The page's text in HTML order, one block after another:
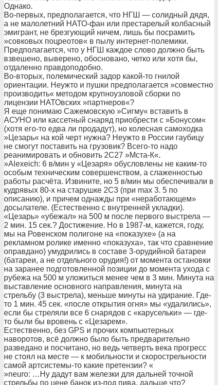
Однако.
Во-первых, предполагается, что НГШ — солидный дядя,
а не малолетний НАТО-фан или престарелый колбасный
эмигрант, не брезгующий ничем, лишь бы посрамить
»совковых поцреотов« в пылу интернет-полемики.
Предполагается, что у НГШ каждое слово должно быть
взвешено, выверено, обосновано, четко или хотя бы,
отдаленно правдоподобно.
Во-вторых, полемический задор какой-то гнилой
ориентации. Неужто и пушки предполагается »совместно
производить« методом крупноузловой сборки по
лицензии НАТОвских »партнеров«?
Я еще понимаю Сажемовскую »Сигму« вставить в
АСУНО или кассетный снаряд приобрести с »Бонусом«
(хотя его-то едва ли продадут), но колесная самоходка
»Цезарь« на кой черт нужна? Неужто в России гаубицу
не смогут поставить на грузовик? Всего-то надо
реанимировать и обновить 2С27 »Мста-К«.
»Alexeich: 6 в/мин у «Цезаря» обусловлены не каким-то
особым техническим совершенством, а слаженностью
работы расчёта. Извините, но 5 в/мин мы обеспечивали в
кудрявых 80-х на старушке 2С3 (при max 3. 5 по
описанию), и причем однажды при «неработающем»
досылателе. (Естественно с внутренней укладки).
«Цезарь» «убежал» на 500 м после первого выстрела —
2 мин. 15 сек.? Достижение. Но в 1987-м, кажется, году,
мы на Ровенском полигоне на «показухе» (а на
рекламном ролике именно «показуха», так что сравнение
оправдано) умудрились в составе 3-орудийной батареи
(батареи, а не отдельного орудия!) от момента остановки
на заранее подготовленной позиции до момента ухода с
рубежа на 500 м уложиться менее чем в 3 мин. Минута на
выставление основного направления, минута на
стрельбу (3 выстрела), меньше минуты на удирание. Где-
то 1 мин. 45 сек. «после открытия огня» мы «удалились»,
если бы стреляли все 6 снарядов с «карусельки» — где-
то были бы вровень с «Цезарем».
Естественно, без GPS и прочих компьютерных
наворотов, всё должно было быть предварительно
разведано и посчитано, но ведь четверть века прогресс
не стоял на месте — к мобильности и скорострельности
самой артсистемы-то какие претензии? «
»neuro: …Ну дадут вам железки для дальней точной
стрельбы по цене банок из-под пива, дальше что?